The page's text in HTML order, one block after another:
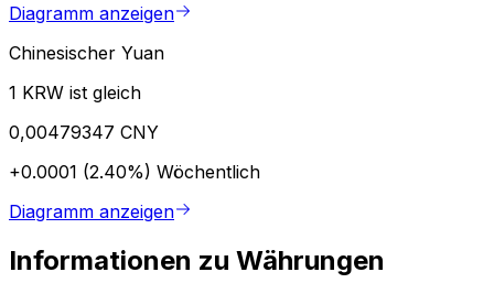
Diagramm anzeigen
Chinesischer Yuan
1 KRW ist gleich
0,00479347 CNY
+0.0001 (2.40%) Wöchentlich
Diagramm anzeigen
Informationen zu Währungen